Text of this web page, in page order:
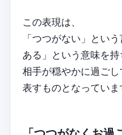
この表現は、
「つつがない」とい
ある」という意味を持
相手が穏やかに過ご
表すものとなっていま